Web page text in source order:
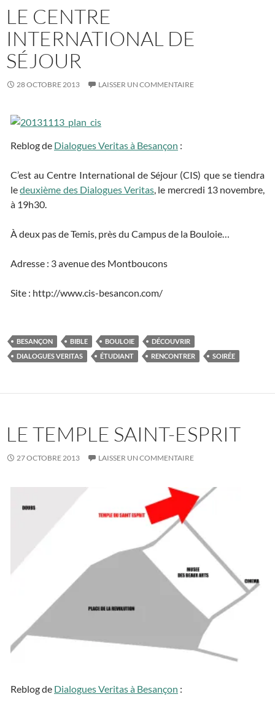
LE CENTRE
INTERNATIONAL DE
SÉJOUR
28 OCTOBRE 2013 LAISSER UN COMMENTAIRE
Reblog de Dialogues Veritas à Besançon :
C’est au Centre International de Séjour (CIS) que se tiendra
ledeuxième des Dialogues Veritas , le mercredi 13 novembre,
à 19h30.
À deux pas de Temis, près du Campus de la Bouloie…
Adresse : 3 avenue des Montboucons
Site : http://www.cis-besancon.com/
BESANÇON BIBLE BOULOIE
DÉCOUVRIR
DIALOGUES VERITAS
ÉTUDIANT RENCONTRER SOIRÉE
LE TEMPLE SAINT-ESPRIT
27 OCTOBRE 2013 LAISSER UN COMMENTAIRE
Reblog de Dialogues Veritas à Besançon :